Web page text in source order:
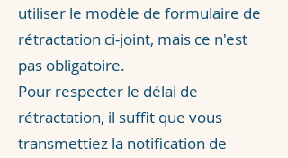
utiliser le modèle de formulaire de
rétractation ci-joint, mais ce n'est
pas obligatoire.
Pour respecter le délai de
rétractation, il suffit que vous
transmettiez la notification de